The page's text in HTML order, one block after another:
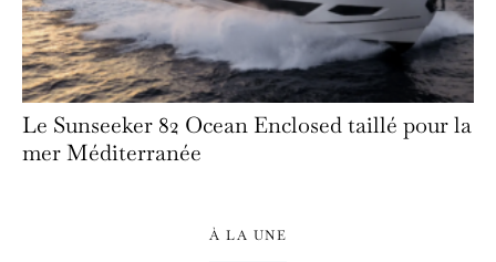
Le Sunseeker 82 Ocean Enclosed taillé pour la
mer Méditerranée
À LA UNE